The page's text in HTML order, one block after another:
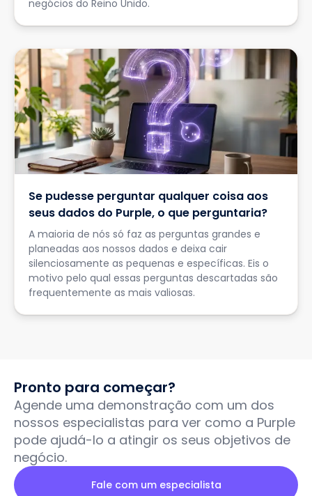
negócios do Reino Unido.
Se pudesse perguntar qualquer coisa aos
seus dados do Purple, o que perguntaria?
A maioria de nós só faz as perguntas grandes e
planeadas aos nossos dados e deixa cair
silenciosamente as pequenas e específicas. Eis o
motivo pelo qual essas perguntas descartadas são
frequentemente as mais valiosas.
Pronto para começar?
Agende uma demonstração com um dos
nossos especialistas para ver como a Purple
pode ajudá-lo a atingir os seus objetivos de
negócio.
Fale com um especialista